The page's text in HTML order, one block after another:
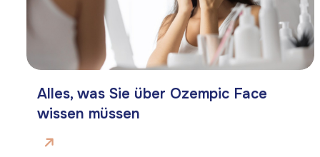
Alles, was Sie über Ozempic Face
wissen müssen